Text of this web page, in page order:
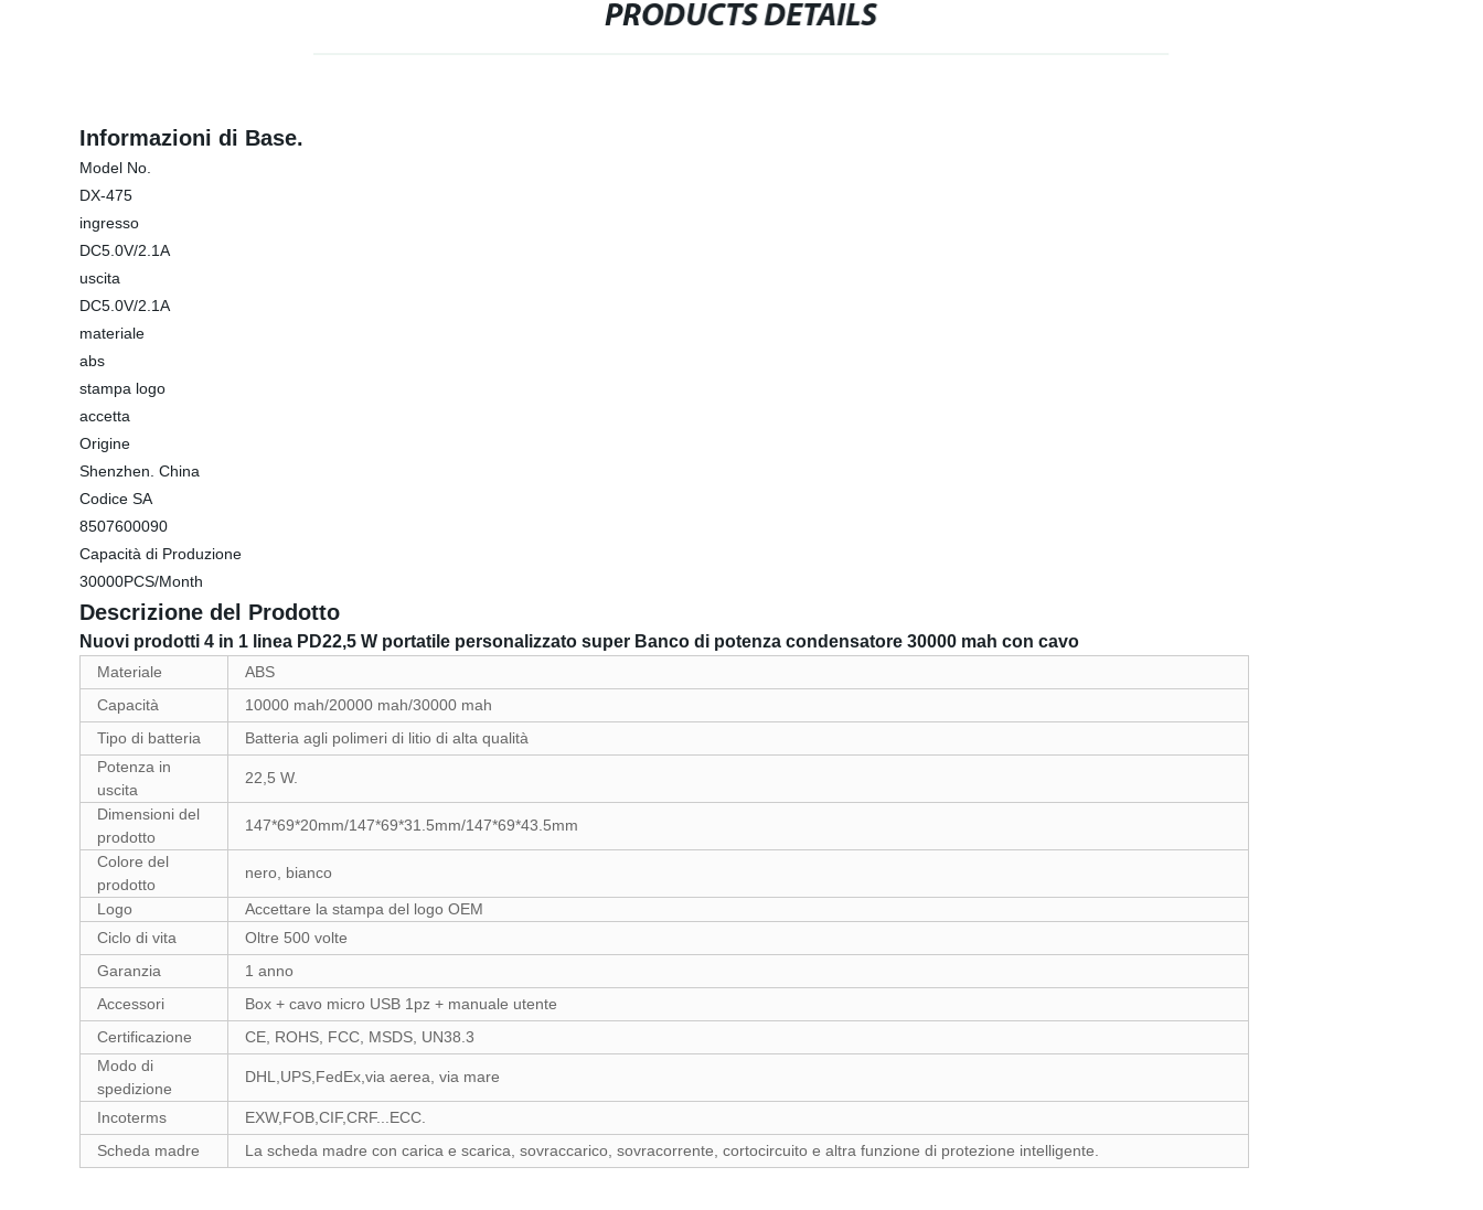
PRODUCTS DETAILS
Informazioni di Base.
Model No.
DX-475
ingresso
DC5.0V/2.1A
uscita
DC5.0V/2.1A
materiale
abs
stampa logo
accetta
Origine
Shenzhen. China
Codice SA
8507600090
Capacità di Produzione
30000PCS/Month
Descrizione del Prodotto
Nuovi prodotti 4 in 1 linea PD22,5 W portatile personalizzato super Banco di potenza condensatore 30000 mah con cavo
Materiale
ABS
Capacità
10000 mah/20000 mah/30000 mah
Tipo di batteria
Batteria agli polimeri di litio di alta qualità
Potenza in
uscita
22,5 W.
Dimensioni del
prodotto
147*69*20mm/147*69*31.5mm/147*69*43.5mm
Colore del
prodotto
nero, bianco
Logo
Accettare la stampa del logo OEM
Ciclo di vita
Oltre 500 volte
Garanzia
1 anno
Accessori
Box + cavo micro USB 1pz + manuale utente
Certificazione
CE, ROHS, FCC, MSDS, UN38.3
Modo di
spedizione
DHL,UPS,FedEx,via aerea, via mare
Incoterms
EXW,FOB,CIF,CRF...ECC.
Scheda madre
La scheda madre con carica e scarica, sovraccarico, sovracorrente, cortocircuito e altra funzione di protezione intelligente.